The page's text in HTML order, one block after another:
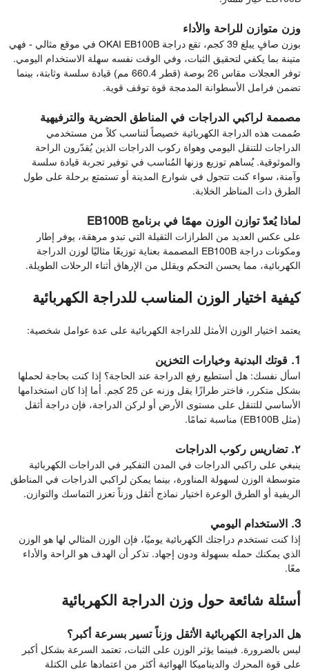
وزن متوازن للراحة والأداء
بوزن صافٍ يبلغ 39 كجم، تقع دراجة OKAI EB100B في موقع مثالي - فهي
متينة بما يكفي لتحقيق الثبات، وفي الوقت نفسه سهلة الاستخدام اليومي.
توفر العجلات مقاس 26 بوصة (قطر 660.4 مم) قيادة سلسة وثابتة، بينما
تضمن فرامل الأسطوانة المدمجة قوة توقف قوية.
مصممة لراكبي الدراجات في المناطق الحضرية والترفيهية
صُممت هذه الدراجة الكهربائية خصيصاً لتناسب كلاً من مستخدمي
الدراجات للتنقل اليومي وهواة ركوب الدراجات الذين يُقدّرون الراحة
والموثوقية. يُساهم توزيع وزنها المُناسب في توفير تجربة قيادة سلسة
وآمنة، سواء كنت تتجول في شوارع المدينة أو تستمتع برحلة على طول
الطرق ذات المناظر الخلابة.
لماذا يُعدّ توازن الوزن مهمًا في برنامج EB100B
على عكس العديد من الطرازات الثقيلة التي تبدو مرهقة، يوفر إطار
ومكونات دراجة EB100B المصممة بعناية توزيعًا مثاليًا لوزن الدراجة
الكهربائية، مما يحسن التحكم ويقلل من الإرهاق أثناء الرحلات الطويلة.
كيفية اختيار الوزن المناسب للدراجة الكهربائية
يعتمد اختيار الوزن الأمثل للدراجة الكهربائية على عدة عوامل شخصية:
1. قوتك البدنية وخيارات التخزين
اسأل نفسك: هل أستطيع رفع الدراجة عند الحاجة؟ إذا كنت بحاجة لحملها
بشكل متكرر، فاختر طرازًا يقل وزنه عن 25 كجم. أما إذا كان استخدامها
الأساسي للتنقل على مستوى الأرض أو لركن الدراجة، فإن دراجة أثقل
(مثل EB100B) مناسبة تمامًا.
٢. تضاريس ركوب الدراجات
ينبغي على راكبي الدراجات في المدن التفكير في الدراجات الكهربائية
متوسطة الوزن لسهولة المناورة، بينما يمكن لراكبي الدراجات في المناطق
الريفية أو الطرق الوعرة اختيار نماذج أثقل وزناً تعزز التماسك والتوازن.
3. الاستخدام اليومي
إذا كنت تستخدم دراجتك الكهربائية يوميًا، فإن الوزن المثالي لها هو الوزن
الذي يمكنك حمله بسهولة ودون إجهاد. تذكر أن الهدف هو الراحة والأداء
معًا.
أسئلة شائعة حول وزن الدراجة الكهربائية
هل الدراجة الكهربائية الأثقل وزناً تسير بسرعة أكبر؟
ليس بالضرورة. فبينما يؤثر الوزن على الثبات، تعتمد السرعة بشكل أكبر
على قوة المحرك والديناميكا الهوائية أكثر من اعتمادها على الكتلة